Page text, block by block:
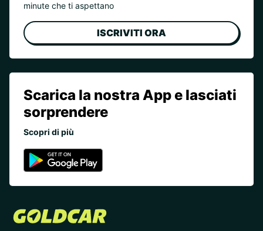
minute che ti aspettano
ISCRIVITI ORA
Scarica la nostra App e lasciati
sorprendere
Scopri di più